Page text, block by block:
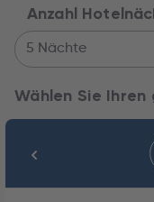
Anzahl
5 Nächte
Wählen Sie